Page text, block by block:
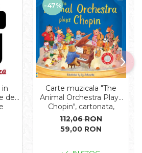
in
de
-47%
Carte muzicala "The
Animal Orchestra Plays
Chopin", cartonata,
Usborne
112,06 RON
59,00 RON